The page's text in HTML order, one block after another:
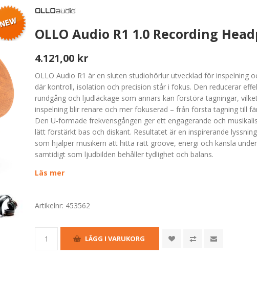
OLLO Audio R1 1.0 Recording
4.121,00 kr
OLLO Audio R1 är en sluten studiohörlur utvecklad för inspelning
där kontroll, isolation och precision står i fokus. Den reducerar
rundgång och ljudläckage som annars kan förstöra tagningar,
inspelning blir renare och mer fokuserad – från första tagning till
Den U-formade frekvensgången ger ett engagerande och
lätt förstärkt bas och diskant. Resultatet är en inspirerande
som hjälper musikern att hitta rätt groove, energi och känsla
samtidigt som ljudbilden behåller tydlighet och balans.
Läs mer
Artikelnr: 453562